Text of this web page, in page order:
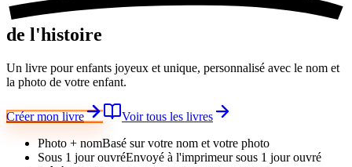
de l'histoire
Un livre pour enfants joyeux et unique, personnalisé avec le nom et
la photo de votre enfant.
Créer mon livre
Voir tous les livres
Photo + nomBasé sur votre nom et votre photo
Sous 1 jour ouvréEnvoyé à l'imprimeur sous 1 jour ouvré